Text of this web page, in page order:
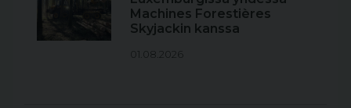
Machines Forestières
Skyjackin kanssa
01.08.2026